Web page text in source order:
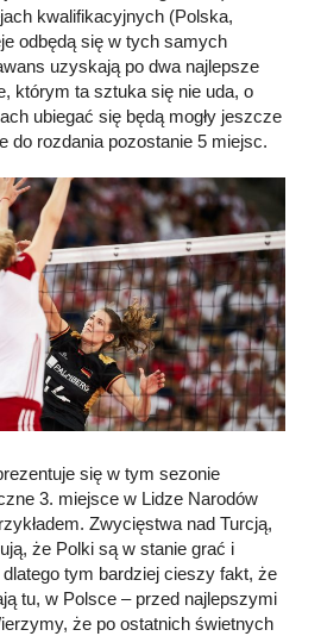
kwalifikacyjnych (Polska,
odbędą się w tych samych
uzyskają po dwa najlepsze
którym ta sztuka się nie uda, o
ubiegać się będą mogły jeszcze
do rozdania pozostanie 5 miejsc.
się w tym sezonie
3. miejsce w Lidze Narodów
Zwycięstwa nad Turcją,
że Polki są w stanie grać i
tym bardziej cieszy fakt, że
tu, w Polsce – przed najlepszymi
że po ostatnich świetnych